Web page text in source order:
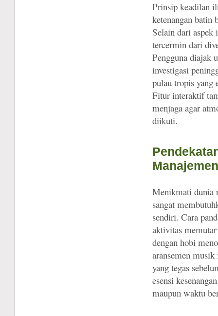
Prinsip keadilan
ketenangan batin
Selain dari aspek
tercermin dari
Pengguna diajak
investigasi
pulau tropis yang
Fitur interaktif
menjaga agar
diikuti.
Menikmati dunia
sangat
sendiri. Cara
aktivitas
dengan hobi
aransemen
yang tegas
esensi
maupun waktu